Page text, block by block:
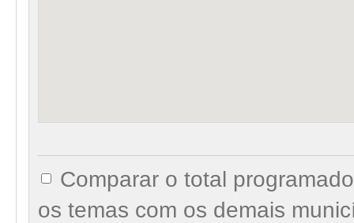
Comparar o total
os temas com os demais